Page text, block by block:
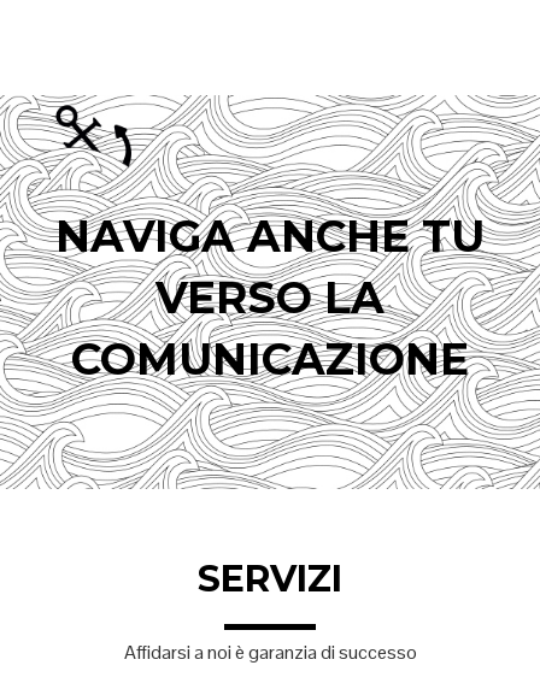
NAVIGA ANCHE TU
VERSO LA
COMUNICAZIONE
SERVIZI
Affidarsi a noi è garanzia di successo